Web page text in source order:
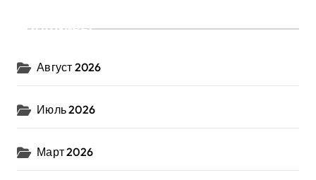
Архивы
Август 2026
Июль 2026
Март 2026